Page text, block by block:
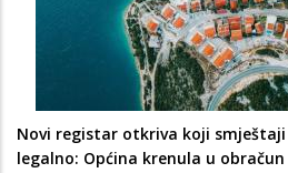
Novi registar otkriva koji
legalno: Općina krenula u obračun